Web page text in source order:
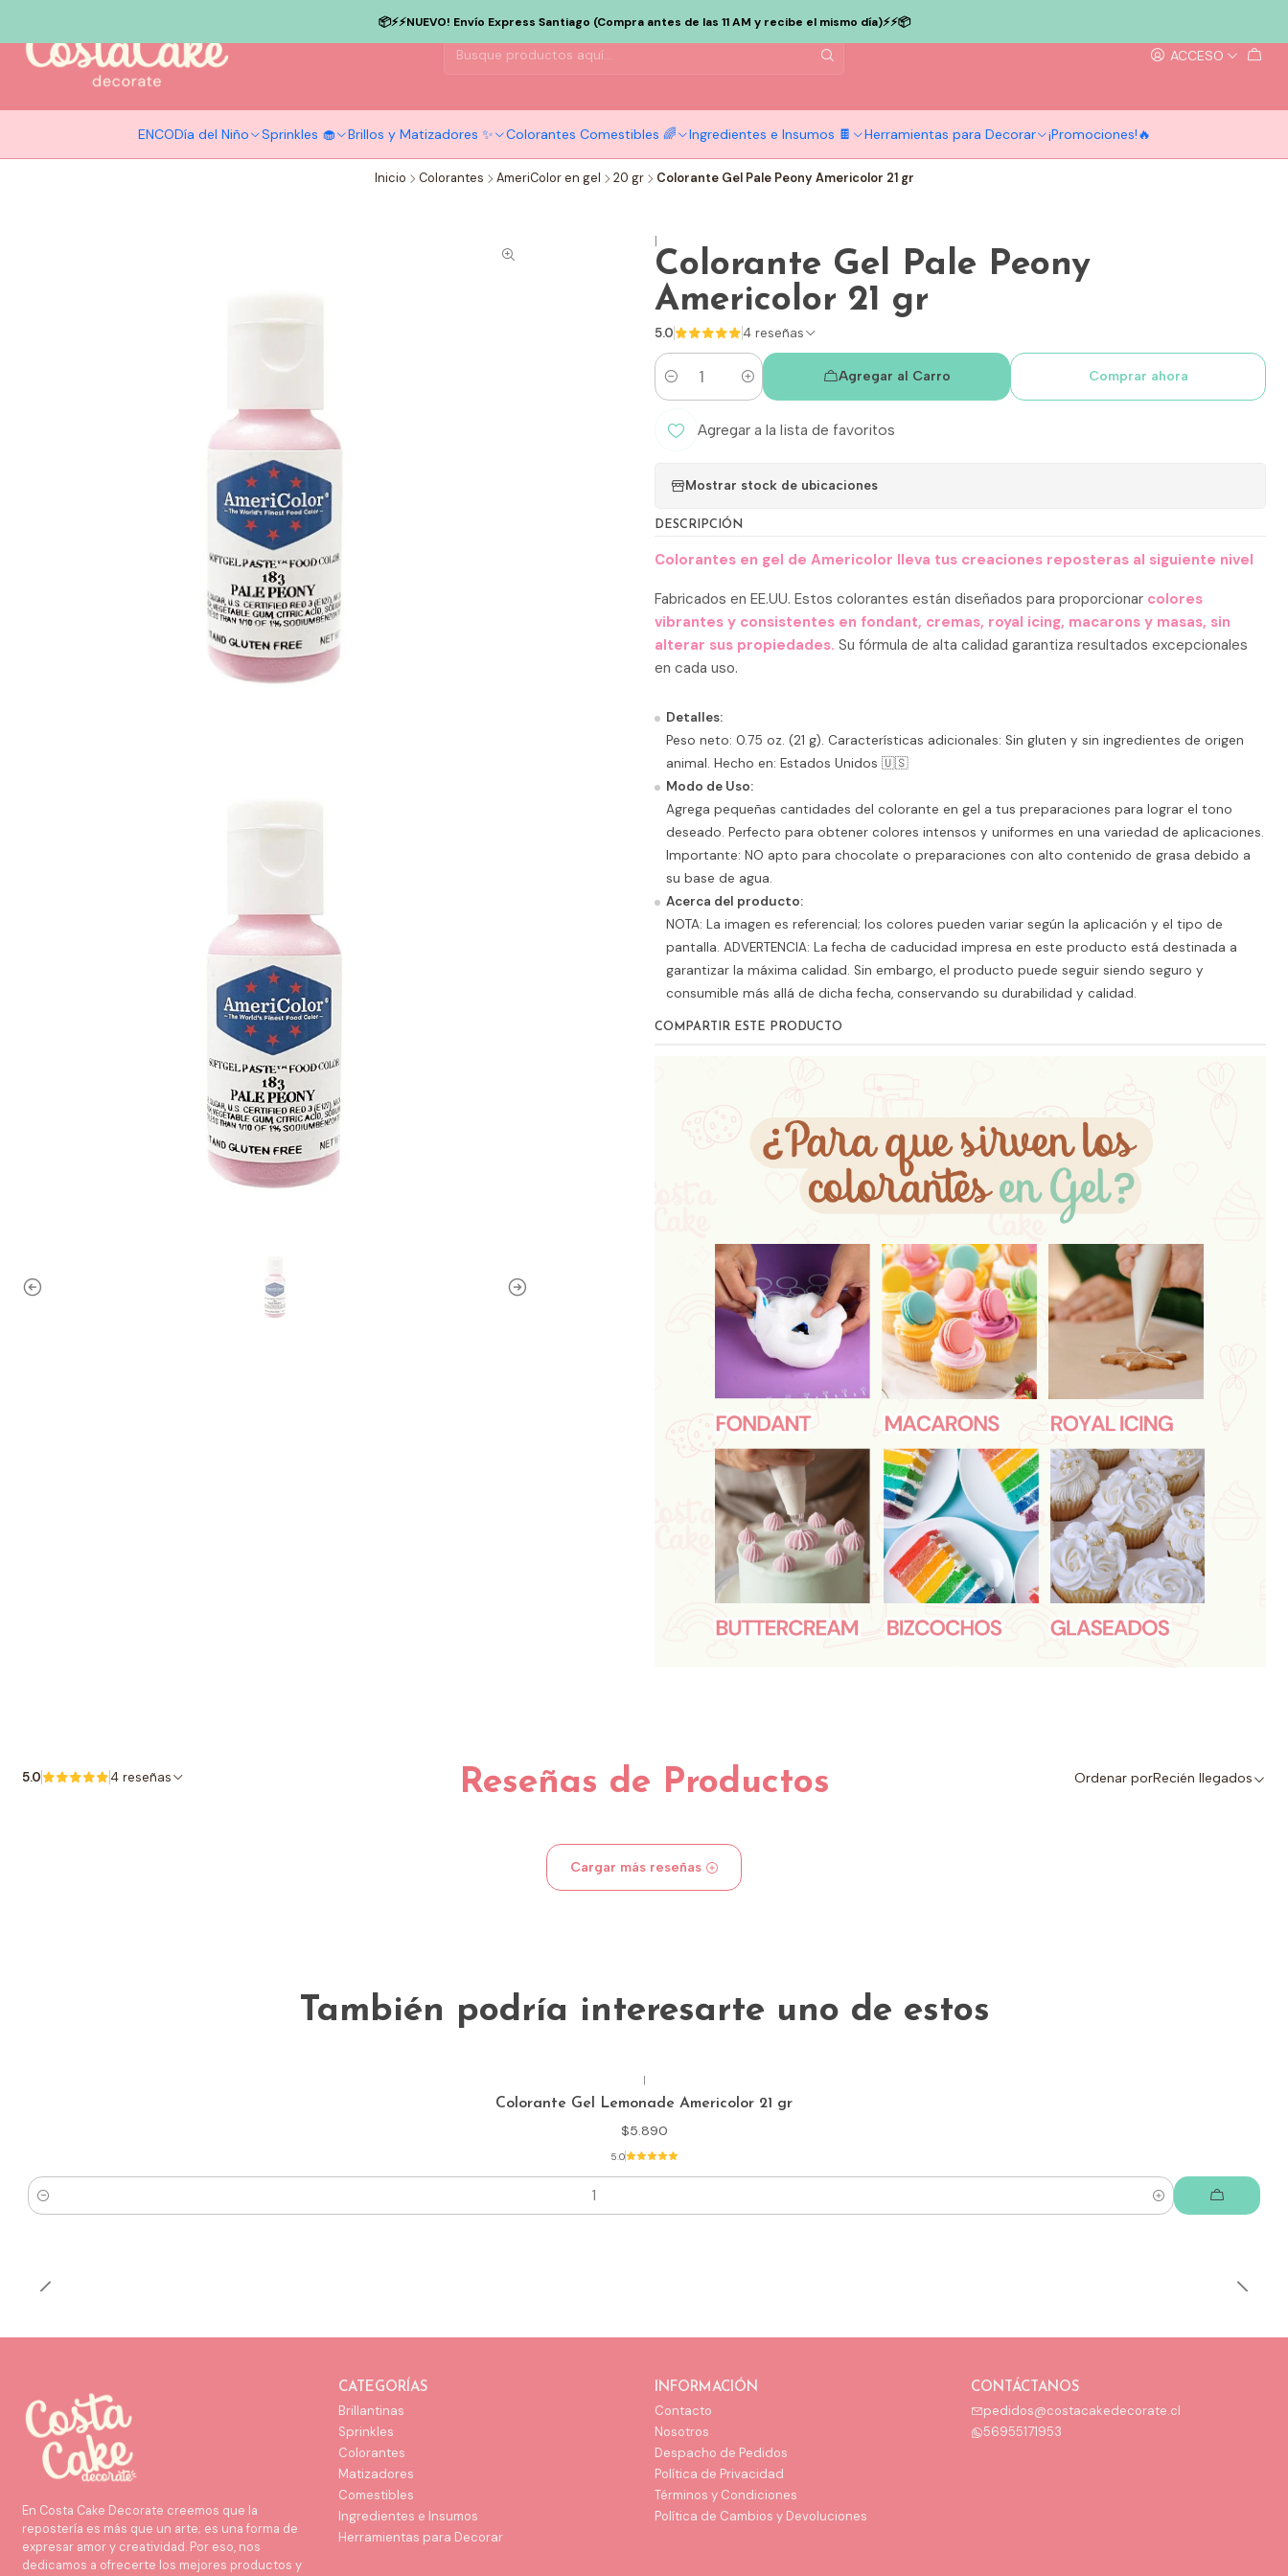
ACCESO
ENCODía del Niño Sprinkles 🧁 Brillos y Matizadores ✨ Colorantes Comestibles 🌈 Ingredientes e Insumos 🍫 Herramientas para Decorar ¡Promociones!🔥
📦⚡️⚡️NUEVO! Envío Express Santiago (Compra antes de las 11 AM y recibe el mismo día)⚡️⚡️📦
Inicio Colorantes AmeriColor en gel 20 gr Colorante Gel Pale Peony Americolor 21 gr
|
Colorante Gel Pale Peony
Americolor 21 gr
5.0 4 reseñas
Cantidad
Agregar al Carro Comprar ahora
Agregar a la lista de favoritos
Mostrar stock de ubicaciones
DESCRIPCIÓN
Colorantes en gel de Americolor lleva tus creaciones reposteras al siguiente nivel
Fabricados en EE.UU. Estos colorantes están diseñados para proporcionar colores
vibrantes y consistentes en fondant, cremas, royal icing, macarons y masas, sin
alterar sus propiedades. Su fórmula de alta calidad garantiza resultados excepcionales
en cada uso.
Detalles:
Peso neto: 0.75 oz. (21 g). Características adicionales: Sin gluten y sin ingredientes de origen
animal. Hecho en: Estados Unidos 🇺🇸
Modo de Uso:
Agrega pequeñas cantidades del colorante en gel a tus preparaciones para lograr el tono
deseado. Perfecto para obtener colores intensos y uniformes en una variedad de aplicaciones.
Importante: NO apto para chocolate o preparaciones con alto contenido de grasa debido a
su base de agua.
Acerca del producto:
NOTA: La imagen es referencial; los colores pueden variar según la aplicación y el tipo de
pantalla. ADVERTENCIA: La fecha de caducidad impresa en este producto está destinada a
garantizar la máxima calidad. Sin embargo, el producto puede seguir siendo seguro y
consumible más allá de dicha fecha, conservando su durabilidad y calidad.
COMPARTIR ESTE PRODUCTO
Reseñas de Productos
5.0 4 reseñas Ordenar porRecién llegados
Cargar más reseñas
También podría interesarte uno de estos
|
Colorante Gel Lemonade Americolor 21 gr
$5.890
5.0
Cantidad
En Costa Cake Decorate creemos que la
repostería es más que un arte; es una forma de
expresar amor y creatividad. Por eso, nos
dedicamos a ofrecerte los mejores productos y
CATEGORÍAS
Brillantinas
Sprinkles
Colorantes
Matizadores
Comestibles
Ingredientes e Insumos
Herramientas para Decorar
INFORMACIÓN
Contacto
Nosotros
Despacho de Pedidos
Política de Privacidad
Términos y Condiciones
Política de Cambios y Devoluciones
CONTÁCTANOS
pedidos@costacakedecorate.cl
56955171953